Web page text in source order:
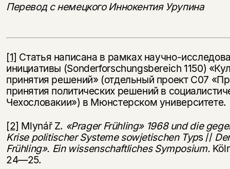
Перевод с немецкого Иннокентия Урупина
[1] Статья написана в рамках научно-
инициативы (Sonderforschungsbereich 1150)
принятия решений» (отдельный проект С07
принятия политических решений в
Чехословакии») в Мюнстерском университете.
[2] Mlynář Z. «Prager Frühling» 1968 und die
Krise politischer Systeme sowjetischen Typs //
Frühling». Ein wissenschaftliches Symposium.
24—25.